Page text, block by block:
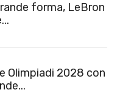
forma, LeBron
Olimpiadi 2028 con